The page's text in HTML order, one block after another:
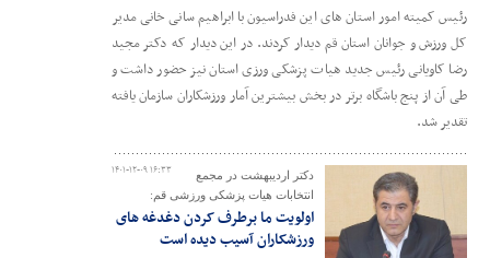
رئیس کمیته امور استان های این فدراسیون با ابراهیم سانی خانی مدیر
کل ورزش و جوانان استان قم دیدار کردند. در این دیدار که دکتر مجید
رضا کاویانی رئیس جدید هیات پزشکی ورزی استان نیز حضور داشت و
طی آن از پنج باشگاه برتر در بخش بیشترین آمار ورزشکاران سازمان یافته
تقدیر شد.
۱۴۰۱-۱۲-۰۹ ۱۶:۳۳
دکتر اردیبهشت در مجمع
انتخابات هیات پزشکی ورزشی قم:
اولویت ما برطرف کردن دغدغه های
ورزشکاران آسیب دیده است